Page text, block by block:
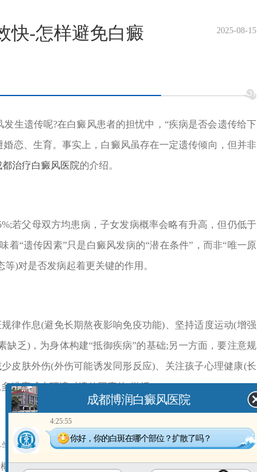
快-怎样避免白癜
2025-08-15
生遗传呢?在白癜风患者的担忧中，“疾病是否会遗传给下
恋、生育。事实上，白癜风虽存在一定遗传倾向，但并非
都治疗白癜风医院的介绍。
父母双方均患病，子女发病概率会略有升高，但仍低于
着“遗传因素”只是白癜风发病的“潜在条件”，而非“唯一原
)对是否发病起着更关键的作用。
作息(避免长期熬夜影响免疫功能)、坚持适度运动(增强
乏)，为身体构建“抵御疾病”的基础;另一方面，要注意规
皮肤外伤(外伤可能诱发同形反应)、关注孩子心理健康(长
维度减少环境对遗传因素的“激活”。
备能进一步降低遗传风险。孕前可前往正规医院进行遗
率并给出个性化建议;孕期需格外注意自身健康管理，比如
成都博润白癜风医院
4:25:55
你好，你的白斑在哪个部位？扩散了吗？